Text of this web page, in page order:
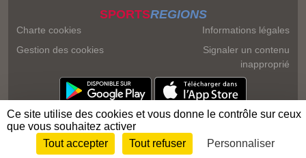
SPORTSREGIONS
Charte cookies
Gestion des cookies
Informations légales
Signaler un contenu
inapproprié
Envie de participer ? Connexion
Ce site utilise des cookies et vous donne le contrôle sur ceux
que vous souhaitez activer
Tout accepter
Tout refuser Personnaliser